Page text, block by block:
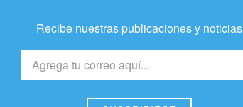
Recibe nuestras publicaciones y noticias